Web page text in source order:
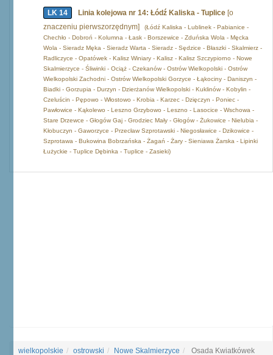
LK 14 Linia kolejowa nr 14: Łódź Kaliska - Tuplice [o
znaczeniu pierwszorzędnym]
(Łódź Kaliska - Lublinek - Pabianice -
Chechło - Dobroń - Kolumna - Łask - Borszewice - Zduńska Wola - Męcka
Wola - Sieradz Męka - Sieradz Warta - Sieradz - Sędzice - Błaszki - Skalmierz -
Radliczyce - Opatówek - Kalisz Winiary - Kalisz - Kalisz Szczypiorno - Nowe
Skalmierzyce - Śliwinki - Ociąż - Czekanów - Ostrów Wielkopolski - Ostrów
Wielkopolski Zachodni - Ostrów Wielkopolski Gorzyce - Łąkociny - Daniszyn -
Biadki - Gorzupia - Durzyn - Dzierżanów Wielkopolski - Kuklinów - Kobylin -
Czeluścin - Pępowo - Włostowo - Krobia - Karzec - Dzięczyn - Poniec -
Pawłowice - Kąkolewo - Leszno Grzybowo - Leszno - Lasocice - Wschowa -
Stare Drzewce - Głogów Gaj - Grodziec Mały - Głogów - Żukowice - Nielubia -
Kłobuczyn - Gaworzyce - Przecław Szprotawski - Niegosławice - Dzikowice -
Szprotawa - Bukowina Bobrzańska - Żagań - Żary - Sieniawa Żarska - Lipinki
Łużyckie - Tuplice Dębinka - Tuplice - Zasieki)
wielkopolskie ostrowski Nowe Skalmierzyce Osada Kwiatkówek